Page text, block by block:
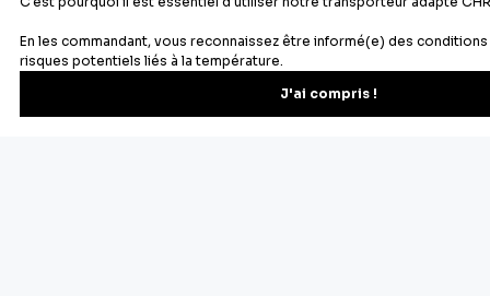
S'inscrire
Vous pourrez vous désinscrire depuis votre espace client.